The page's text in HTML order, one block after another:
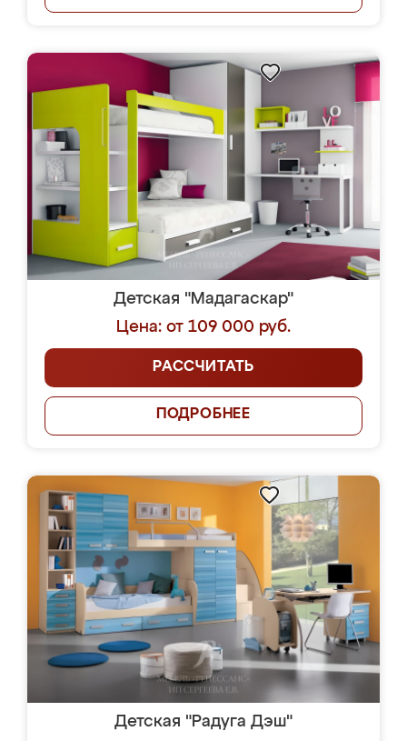
Детская "Мадагаскар"
Цена: от 109 000 руб.
РАССЧИТАТЬ
ПОДРОБНЕЕ
Детская "Радуга Дэш"